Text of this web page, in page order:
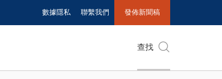
數據隱私 聯繫我們 發佈新聞稿
查找